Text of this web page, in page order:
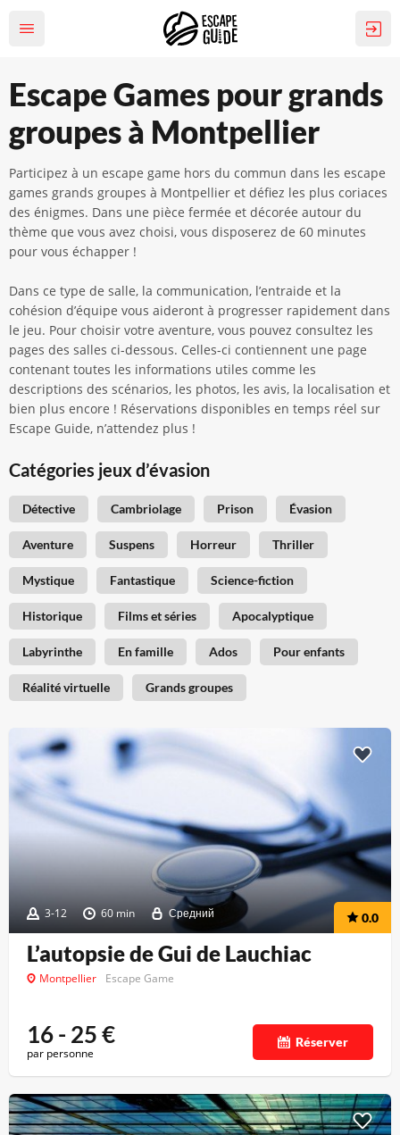
Escape Games pour grands
groupes à Montpellier
Participez à un escape game hors du commun dans les escape
games grands groupes à Montpellier et défiez les plus coriaces
des énigmes. Dans une pièce fermée et décorée autour du
thème que vous avez choisi, vous disposerez de 60 minutes
pour vous échapper !
Dans ce type de salle, la communication, l’entraide et la
cohésion d’équipe vous aideront à progresser rapidement dans
le jeu. Pour choisir votre aventure, vous pouvez consultez les
pages des salles ci-dessous. Celles-ci contiennent une page
contenant toutes les informations utiles comme les
descriptions des scénarios, les photos, les avis, la localisation et
bien plus encore ! Réservations disponibles en temps réel sur
Escape Guide, n’attendez plus !
Catégories jeux d’évasion
Détective Cambriolage Prison Évasion
Aventure Suspens Horreur Thriller
Mystique Fantastique Science-fiction
Historique Films et séries Apocalyptique
Labyrinthe En famille Ados Pour enfants
Réalité virtuelle Grands groupes
3-12 60 min Средний 0.0
L’autopsie de Gui de Lauchiac
Montpellier Escape Game
16 - 25€
par personne
Réserver